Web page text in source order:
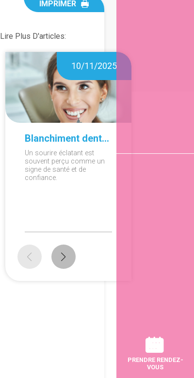
IMPRIMER
Lire Plus D'articles:
10/11/2025
Blanchiment dentaire à domicile ou en cabinet : que choisir ?
Un sourire éclatant est
souvent perçu comme un
signe de santé et de
confiance.
PRENDRE RENDEZ-
VOUS